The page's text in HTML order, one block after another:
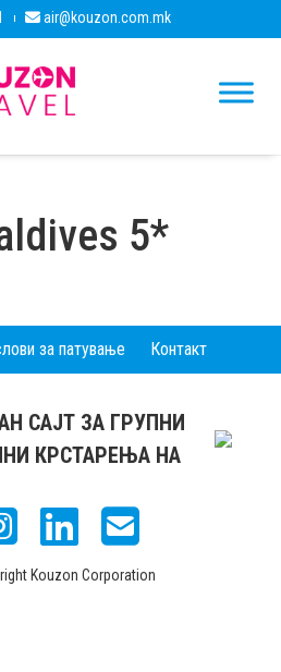
air@kouzon.com.mk
5*
за патување Контакт
САЈТ ЗА ГРУПНИ
КРСТАРЕЊА НА
Kouzon Corporation